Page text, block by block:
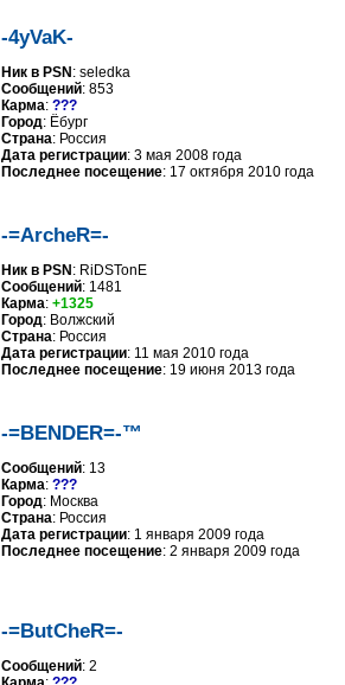
-4yVaK-
Ник в PSN : seledka
Сообщений: 853
Карма: ???
Город: Ёбург
Страна: Россия
Дата регистрации: 3 мая 2008 года
Последнее посещение: 17 октября 2010 года
-=ArcheR=-
Ник в PSN : RiDSTonE
Сообщений: 1481
Карма: +1325
Город: Волжский
Страна: Россия
Дата регистрации: 11 мая 2010 года
Последнее посещение: 19 июня 2013 года
-=BENDER=-™
Сообщений: 13
Карма: ???
Город: Москва
Страна: Россия
Дата регистрации: 1 января 2009 года
Последнее посещение: 2 января 2009 года
-=ButCheR=-
Сообщений: 2